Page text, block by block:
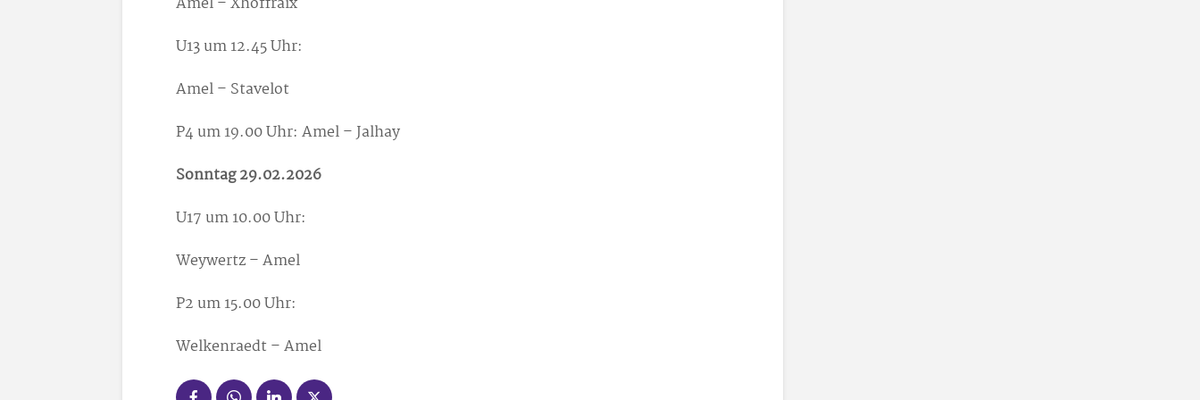
U13 um 12.45 Uhr:
Amel – Stavelot
P4 um 19.00 Uhr: Amel – Jalhay
Sonntag 29.02.2026
U17 um 10.00 Uhr:
Weywertz – Amel
P2 um 15.00 Uhr:
Welkenraedt – Amel